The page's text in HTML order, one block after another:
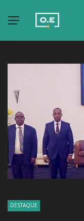
DESTAQUE